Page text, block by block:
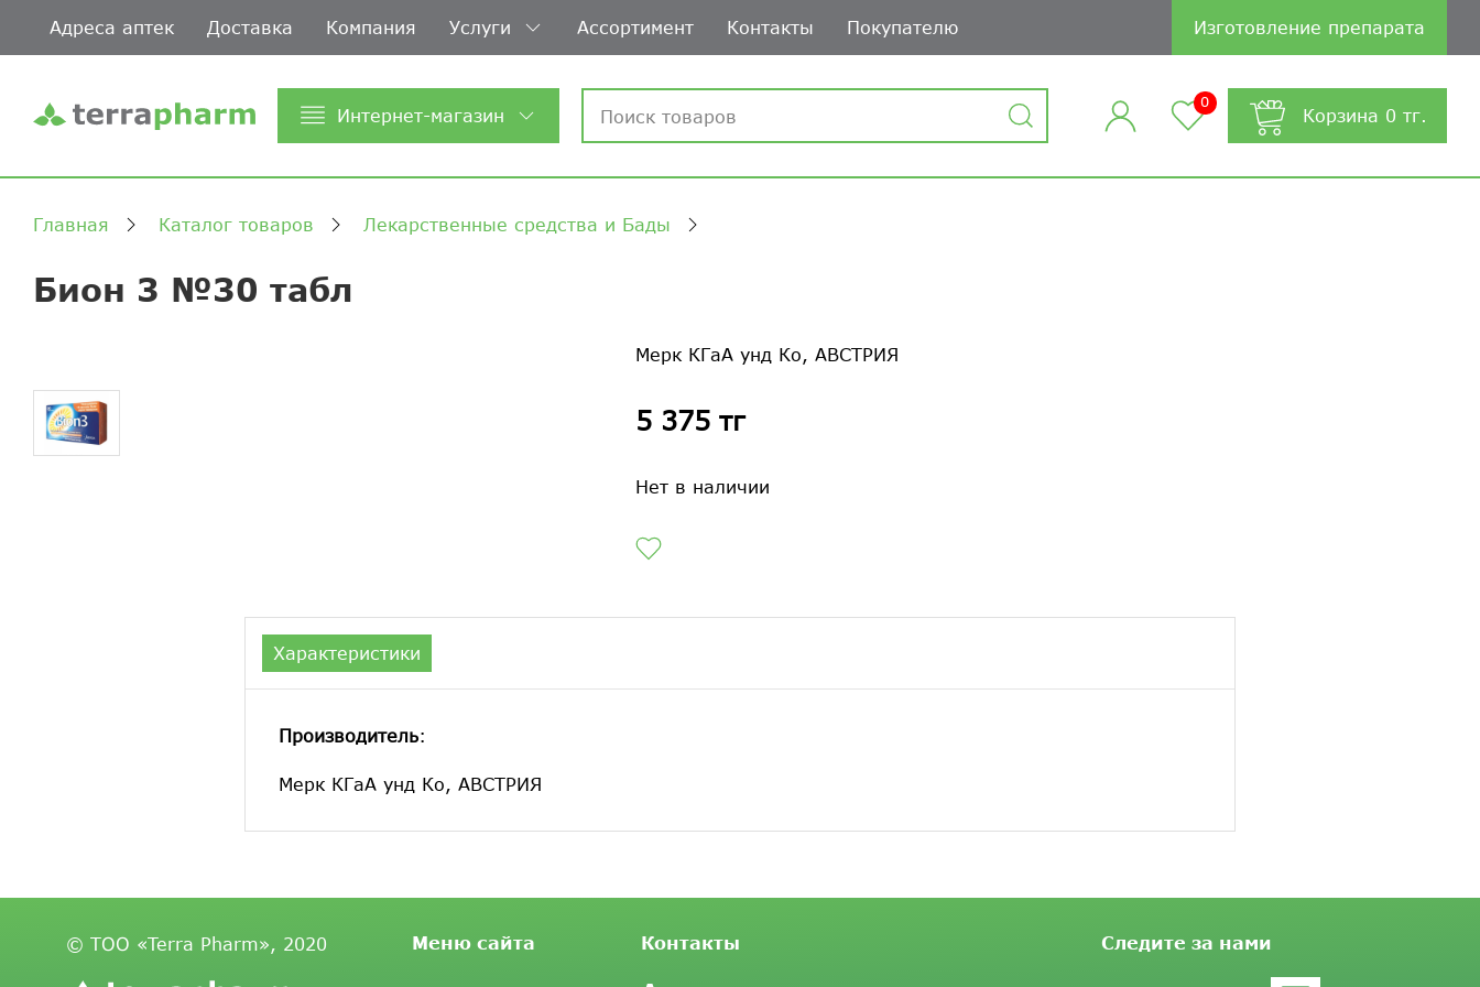
Адреса аптек Доставка Компания Услуги Ассортимент Контакты Покупателю Изготовление препарата
Интернет-магазин
0
Корзина 0 тг.
Главная Каталог товаров Лекарственные средства и Бады
Бион 3 №30 табл
Мерк КГаА унд Ко, АВСТРИЯ
5 375 тг
Нет в наличии
Характеристики
Производитель:
Мерк КГаА унд Ко, АВСТРИЯ
© ТОО «Terra Pharm», 2020 Меню сайта Контакты Следите за нами